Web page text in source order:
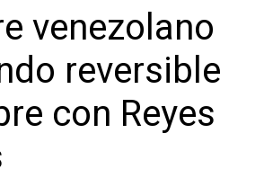
venezolano
reversible
con Reyes